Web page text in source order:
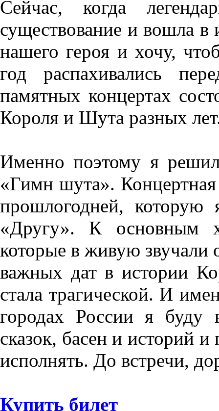
Сейчас, когда
существование и вошла
нашего героя и хочу,
год распахивались
памятных концертах
Короля и Шута разных
Именно поэтому я
«Гимн шута». Концертная
прошлогодней,
«Другу». К основным
которые в живую
важных дат в истории
стала трагической. И
городах России я буду
сказок, басен и историй
исполнять. До встречи,
Купить билет